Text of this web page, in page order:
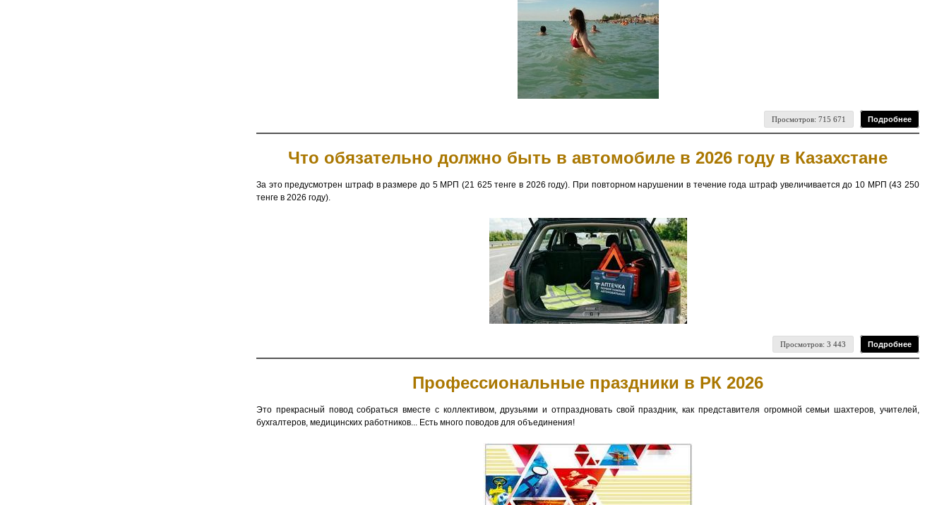
Просмотров: 715 671 Подробнее
Что обязательно должно быть в автомобиле в 2026 году в Казахстане
За это предусмотрен штраф в размере до 5 МРП (21 625 тенге в 2026 году). При повторном нарушении в течение года штраф увеличивается до 10 МРП (43 250
тенге в 2026 году).
Просмотров: 3 443 Подробнее
Профессиональные праздники в РК 2026
Это прекрасный повод собраться вместе с коллективом, друзьями и отпраздновать свой праздник, как представителя огромной семьи шахтеров, учителей,
бухгалтеров, медицинских работников... Есть много поводов для объединения!